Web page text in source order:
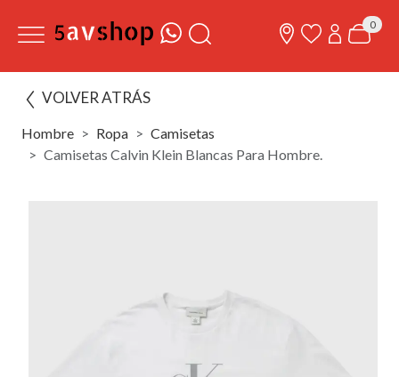
0
VOLVER ATRÁS
Hombre Ropa
Camisetas
Camisetas Calvin Klein Blancas Para Hombre.